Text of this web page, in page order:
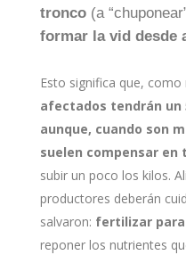
tronco (a
formar la vid desde
Esto significa que,
afectados tendrán un
aunque, cuando son
suelen compensar en
subir un poco los kilos.
productores deberán
salvaron: fertilizar
reponer los nutrientes